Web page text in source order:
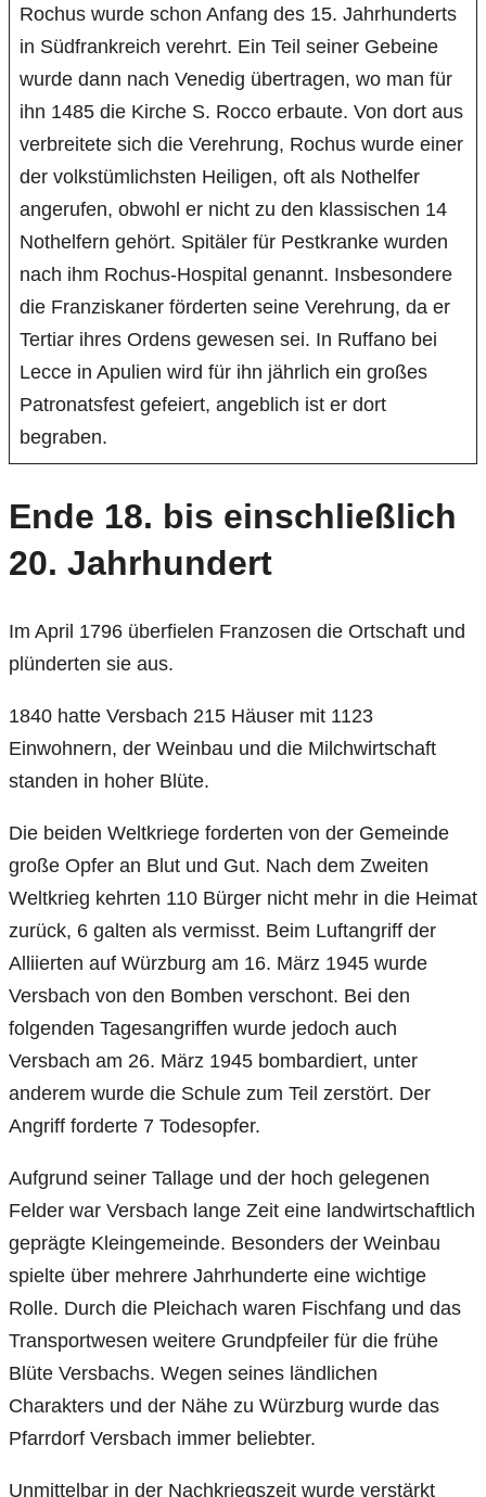
Rochus wurde schon Anfang des 15. Jahrhunderts
in Südfrankreich verehrt. Ein Teil seiner Gebeine
wurde dann nach Venedig übertragen, wo man für
ihn 1485 die Kirche S. Rocco erbaute. Von dort aus
verbreitete sich die Verehrung, Rochus wurde einer
der volkstümlichsten Heiligen, oft als Nothelfer
angerufen, obwohl er nicht zu den klassischen 14
Nothelfern gehört. Spitäler für Pestkranke wurden
nach ihm Rochus-Hospital genannt. Insbesondere
die Franziskaner förderten seine Verehrung, da er
Tertiar ihres Ordens gewesen sei. In Ruffano bei
Lecce in Apulien wird für ihn jährlich ein großes
Patronatsfest gefeiert, angeblich ist er dort
begraben.
Ende 18. bis einschließlich
20. Jahrhundert
Im April 1796 überfielen Franzosen die Ortschaft und
plünderten sie aus.
1840 hatte Versbach 215 Häuser mit 1123
Einwohnern, der Weinbau und die Milchwirtschaft
standen in hoher Blüte.
Die beiden Weltkriege forderten von der Gemeinde
große Opfer an Blut und Gut. Nach dem Zweiten
Weltkrieg kehrten 110 Bürger nicht mehr in die Heimat
zurück, 6 galten als vermisst. Beim Luftangriff der
Alliierten auf Würzburg am 16. März 1945 wurde
Versbach von den Bomben verschont. Bei den
folgenden Tagesangriffen wurde jedoch auch
Versbach am 26. März 1945 bombardiert, unter
anderem wurde die Schule zum Teil zerstört. Der
Angriff forderte 7 Todesopfer.
Aufgrund seiner Tallage und der hoch gelegenen
Felder war Versbach lange Zeit eine landwirtschaftlich
geprägte Kleingemeinde. Besonders der Weinbau
spielte über mehrere Jahrhunderte eine wichtige
Rolle. Durch die Pleichach waren Fischfang und das
Transportwesen weitere Grundpfeiler für die frühe
Blüte Versbachs. Wegen seines ländlichen
Charakters und der Nähe zu Würzburg wurde das
Pfarrdorf Versbach immer beliebter.
Unmittelbar in der Nachkriegszeit wurde verstärkt